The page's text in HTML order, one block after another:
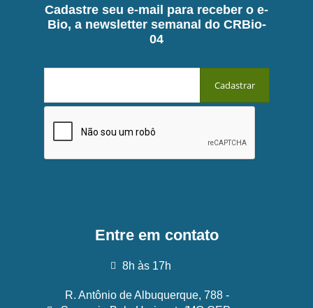
Cadastre seu e-mail para receber o e-
Bio, a newsletter semanal do CRBio-
04
Entre em contato
8h às 17h
R. Antônio de Albuquerque, 788 -